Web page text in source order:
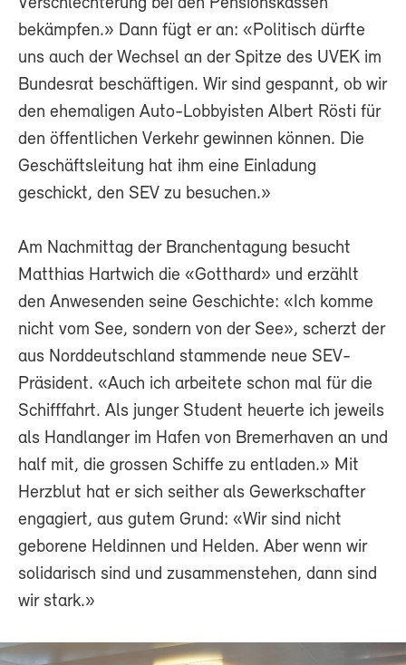
bekämpfen.» Dann fügt er an: «Politisch dürfte
uns auch der Wechsel an der Spitze des UVEK im
Bundesrat beschäftigen. Wir sind gespannt, ob wir
den ehemaligen Auto-Lobbyisten Albert Rösti für
den öffentlichen Verkehr gewinnen können. Die
Geschäftsleitung hat ihm eine Einladung
geschickt, den SEV zu besuchen.»
Am Nachmittag der Branchentagung besucht
Matthias Hartwich die «Gotthard» und erzählt
den Anwesenden seine Geschichte: «Ich komme
nicht vom See, sondern von der See», scherzt der
aus Norddeutschland stammende neue SEV-
Präsident. «Auch ich arbeitete schon mal für die
Schifffahrt. Als junger Student heuerte ich jeweils
als Handlanger im Hafen von Bremerhaven an und
half mit, die grossen Schiffe zu entladen.» Mit
Herzblut hat er sich seither als Gewerkschafter
engagiert, aus gutem Grund: «Wir sind nicht
geborene Heldinnen und Helden. Aber wenn wir
solidarisch sind und zusammenstehen, dann sind
wir stark.»